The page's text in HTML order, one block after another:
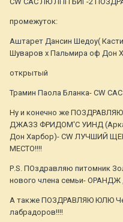
промежуток:
Аштарет Дансин Шедоу(
Шуваров х Пальмира оф Дон
открытый
Трамин Паола Бланка- CW
Ну и конечно же
ДЖАЗЗ ФРИДОМ'С УИНД
Дон Харбор)- CW ЛУЧШИЙ
МЕСТО!!!!
Р.S. ПОздравляю питомник
нового члена семьи-
А также ПОЗДРАВЛЯЮ ЮЛЮ
лабрадоров!!!!